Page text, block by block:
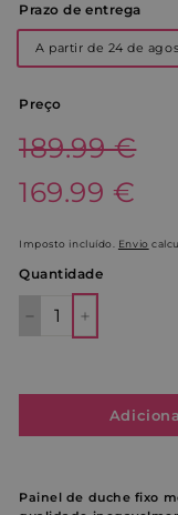
Prazo de entrega
A partir de 24 de
Preço
Preço
normal
189.99€
189.99 €
Preço
de
169.99€
169.99 €
Imposto incluído. Envio
Quantidade
Painel de duche fixo